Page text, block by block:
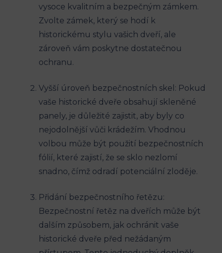
vysoce kvalitním a bezpečným zámkem.
Zvolte zámek, který se hodí k
historickému stylu vašich dveří, ale
zároveň vám poskytne dostatečnou
ochranu.
Vyšší úroveň bezpečnostních skel: Pokud
vaše historické dveře obsahují skleněné
panely, je důležité zajistit, aby byly co
nejodolnější vůči krádežím. Vhodnou
volbou může být použití bezpečnostních
fólií, které zajistí, že se sklo nezlomí
snadno, čímž odradí potenciální zloděje.
Přidání bezpečnostního řetězu:
Bezpečnostní řetěz na dveřích může být
dalším způsobem, jak ochránit vaše
historické dveře před nežádaným